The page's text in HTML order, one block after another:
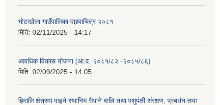
भोटखोला गाउँपालिका पाश्र्वाचित्र २०८१
मिति: 02/11/2025 - 14:17
आवधिक विकास योजना (आ.व. २०८१/८२ -२०८५/८६)
मिति: 02/09/2025 - 14:05
हिमालि क्षेत्रमा पाइने स्थानिय रैथाने वालि तथा पशुपंक्षी संरक्षण, प्रबर्धन तथा